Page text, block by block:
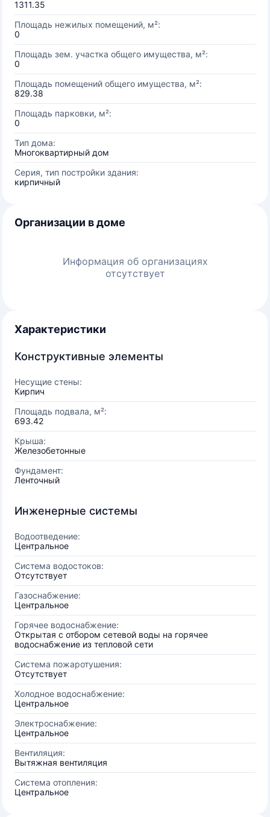
1311.35
Площадь нежилых помещений, м²:
0
Площадь зем. участка общего имущества, м²:
0
Площадь помещений общего имущества, м²:
829.38
Площадь парковки, м²:
0
Тип дома:
Многоквартирный дом
Серия, тип постройки здания:
кирпичный
Организации в доме
Информация об организациях
отсутствует
Характеристики
Конструктивные элементы
Несущие стены:
Кирпич
Площадь подвала, м²:
693.42
Крыша:
Железобетонные
Фундамент:
Ленточный
Инженерные системы
Водоотведение:
Центральное
Система водостоков:
Отсутствует
Газоснабжение:
Центральное
Горячее водоснабжение:
Открытая с отбором сетевой воды на горячее
водоснабжение из тепловой сети
Система пожаротушения:
Отсутствует
Холодное водоснабжение:
Центральное
Электроснабжение:
Центральное
Вентиляция:
Вытяжная вентиляция
Система отопления:
Центральное